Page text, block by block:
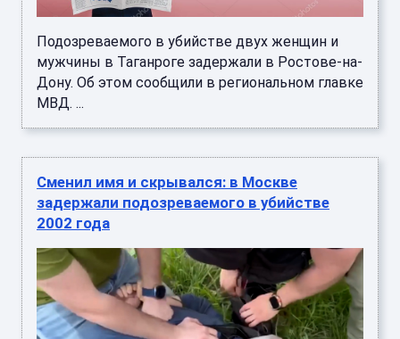
Подозреваемого в убийстве двух женщин и
мужчины в Таганроге задержали в Ростове-на-
Дону. Об этом сообщили в региональном главке
МВД. ...
Сменил имя и скрывался: в Москве
задержали подозреваемого в убийстве
2002 года